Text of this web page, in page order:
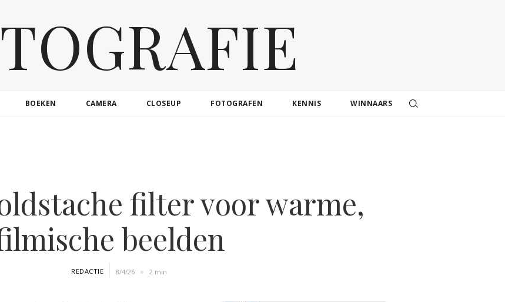
BOEKEN CAMERA CLOSEUP FOTOGRAFEN KENNIS WINNAARS
filter voor warme,
beelden
REDACTIE 8/4/26 2 min